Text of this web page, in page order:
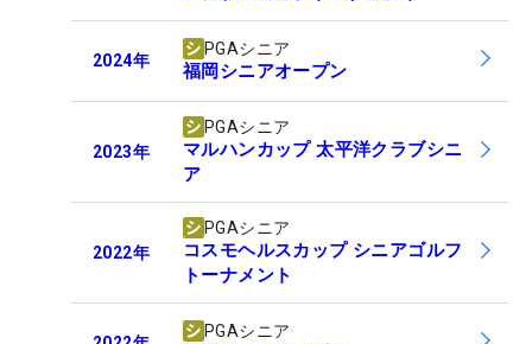
2024年
PGAシニア
福岡シニアオープン
2023年
PGAシニア
マルハンカップ 太平洋クラブシニ
ア
2022年
PGAシニア
コスモヘルスカップ シニアゴルフ
トーナメント
PGAシニア